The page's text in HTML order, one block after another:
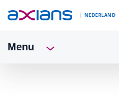
NEDERLAND
Menu